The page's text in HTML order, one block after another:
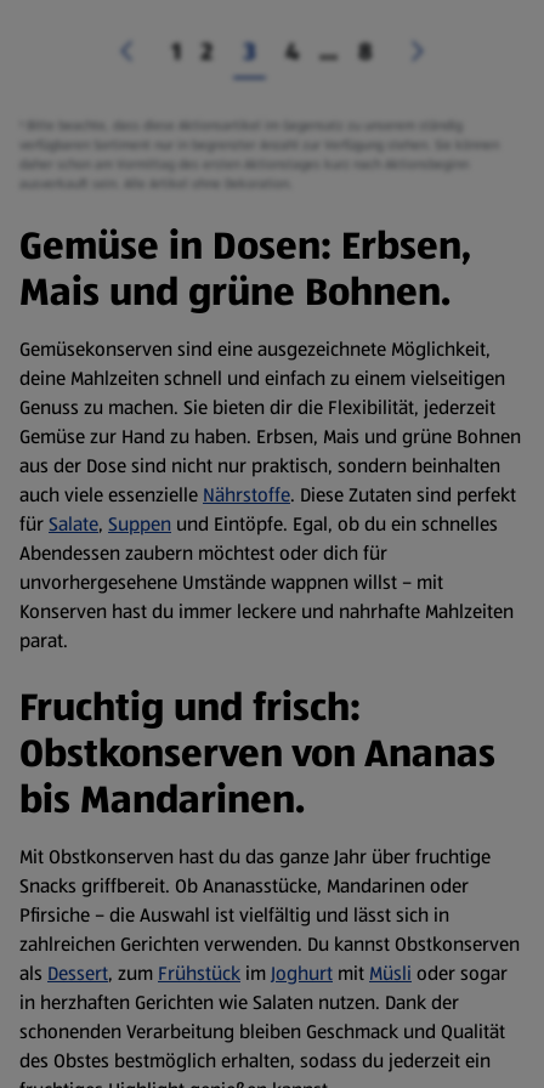
1 2 3 4 ... 8
¹ Bitte beachte, dass diese Aktionsartikel im Gegensatz zu unserem ständig
daher schon am Vormittag des ersten Aktionstages kurz nach Aktionsbeginn
Gemüse in Dosen: Erbsen,
Mais und grüne Bohnen.
Gemüsekonserven sind eine ausgezeichnete Möglichkeit,
deine Mahlzeiten schnell und einfach zu einem vielseitigen
Genuss zu machen. Sie bieten dir die Flexibilität, jederzeit
Gemüse zur Hand zu haben. Erbsen, Mais und grüne Bohnen
aus der Dose sind nicht nur praktisch, sondern beinhalten
auch viele essenzielle Nährstoffe. Diese Zutaten sind perfekt
fürSalate, Suppen und Eintöpfe. Egal, ob du ein schnelles
Abendessen zaubern möchtest oder dich für
unvorhergesehene Umstände wappnen willst – mit
Konserven hast du immer leckere und nahrhafte Mahlzeiten
parat.
Fruchtig und frisch:
Obstkonserven von Ananas
bis Mandarinen.
Mit Obstkonserven hast du das ganze Jahr über fruchtige
Snacks griffbereit. Ob Ananasstücke, Mandarinen oder
Pfirsiche – die Auswahl ist vielfältig und lässt sich in
zahlreichen Gerichten verwenden. Du kannst Obstkonserven
als Dessert, zum Frühstück imJoghurt mit Müsli oder sogar
in herzhaften Gerichten wie Salaten nutzen. Dank der
schonenden Verarbeitung bleiben Geschmack und Qualität
des Obstes bestmöglich erhalten, sodass du jederzeit ein